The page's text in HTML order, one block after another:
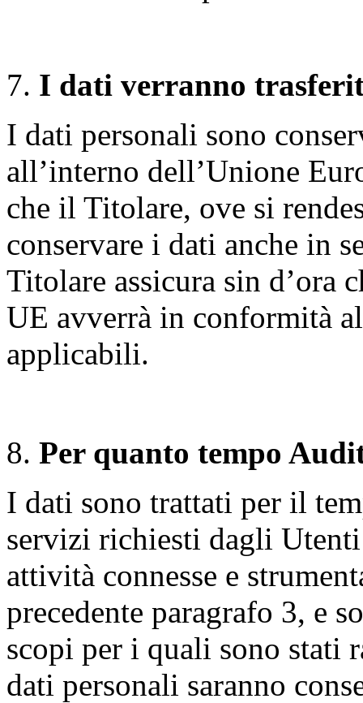
I dati verranno
I dati personali sono
all’interno dell’Unione
che il Titolare, ove si
conservare i dati anche in
Titolare assicura sin d’ora
UE avverrà in conformità
applicabili.
Per quanto tempo
I dati sono trattati per il
servizi richiesti dagli
attività connesse e
precedente paragrafo 3, e
scopi per i quali sono stati
dati personali saranno